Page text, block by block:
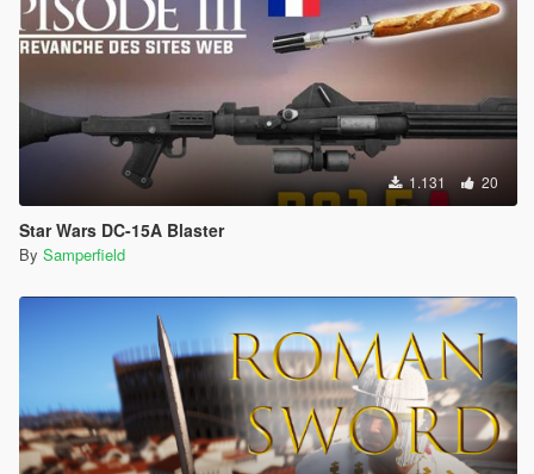
1.131 20
Star Wars DC-15A Blaster
By Samperfield